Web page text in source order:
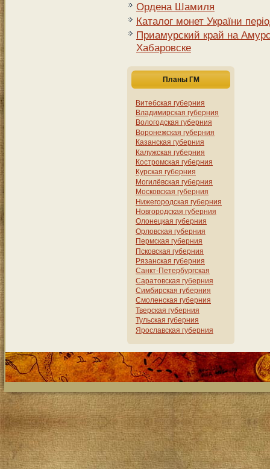
Ордена Шамиля
Каталог монет України
Приамурский край на
Хабаровске
Планы ГМ
Витебская губерния
Владимирская губерния
Вологодская губерния
Воронежская губерния
Казанская губерния
Калужская губерния
Костромская губерния
Курская губерния
Могилёвская губерния
Московская губерния
Нижегородская губерния
Новгородская губерния
Олонецкая губерния
Орловская губерния
Пермская губерния
Псковская губерния
Рязанская губерния
Санкт-Петербургская
Саратовская губерния
Симбирская губерния
Смоленская губерния
Тверская губерния
Тульская губерния
Ярославская губерния